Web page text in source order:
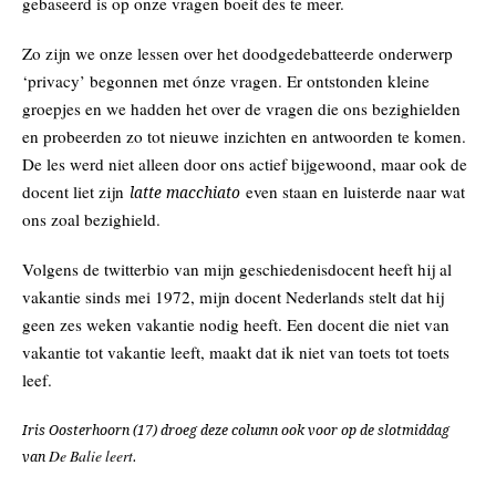
Zo zijn we onze lessen over het doodgedebatteerde onderwerp
‘privacy’ begonnen met ónze vragen. Er ontstonden kleine
groepjes en we hadden het over de vragen die ons bezighielden
en probeerden zo tot nieuwe inzichten en antwoorden te komen.
De les werd niet alleen door ons actief bijgewoond, maar ook de
docent liet zijn latte macchiato even staan en luisterde naar wat
ons zoal bezighield.
Volgens de twitterbio van mijn geschiedenisdocent heeft hij al
vakantie sinds mei 1972, mijn docent Nederlands stelt dat hij
geen zes weken vakantie nodig heeft. Een docent die niet van
vakantie tot vakantie leeft, maakt dat ik niet van toets tot toets
leef.
Iris Oosterhoorn (17) droeg deze column ook voor op de slotmiddag
van De Balie leert.